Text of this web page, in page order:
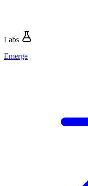
Labs
Emerge